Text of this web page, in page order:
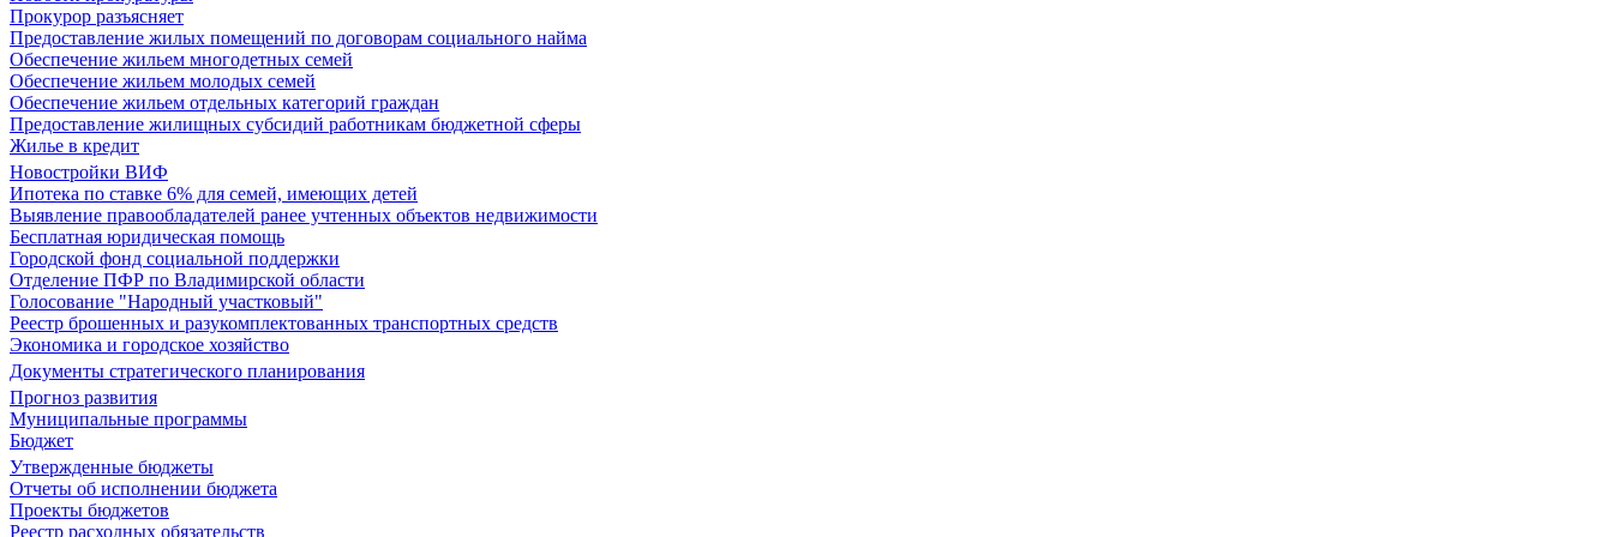
Прокурор разъясняет
Предоставление жилых помещений по договорам социального найма
Обеспечение жильем многодетных семей
Обеспечение жильем молодых семей
Обеспечение жильем отдельных категорий граждан
Предоставление жилищных субсидий работникам бюджетной сферы
Жилье в кредит
Новостройки ВИФ
Ипотека по ставке 6% для семей, имеющих детей
Выявление правообладателей ранее учтенных объектов недвижимости
Бесплатная юридическая помощь
Городской фонд социальной поддержки
Отделение ПФР по Владимирской области
Голосование "Народный участковый"
Реестр брошенных и разукомплектованных транспортных средств
Экономика и городское хозяйство
Документы стратегического планирования
Прогноз развития
Муниципальные программы
Бюджет
Утвержденные бюджеты
Отчеты об исполнении бюджета
Проекты бюджетов
Реестр расходных обязательств